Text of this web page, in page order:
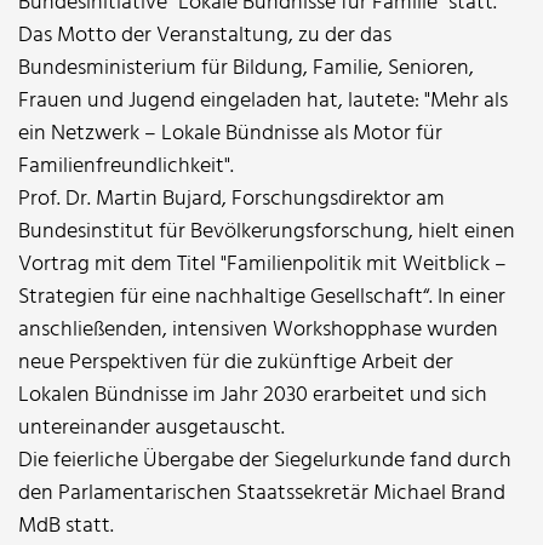
Das Motto der Veranstaltung, zu der das
Bundesministerium für Bildung, Familie, Senioren,
Frauen und Jugend eingeladen hat, lautete: "Mehr als
ein Netzwerk – Lokale Bündnisse als Motor für
Familienfreundlichkeit".
Prof. Dr. Martin Bujard, Forschungsdirektor am
Bundesinstitut für Bevölkerungsforschung, hielt einen
Vortrag mit dem Titel "Familienpolitik mit Weitblick –
Strategien für eine nachhaltige Gesellschaft“. In einer
anschließenden, intensiven Workshopphase wurden
neue Perspektiven für die zukünftige Arbeit der
Lokalen Bündnisse im Jahr 2030 erarbeitet und sich
untereinander ausgetauscht.
Die feierliche Übergabe der Siegelurkunde fand durch
den Parlamentarischen Staatssekretär Michael Brand
MdB statt.